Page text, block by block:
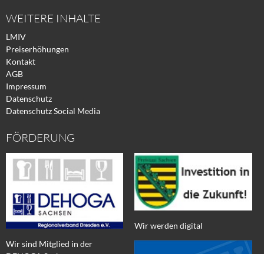
WEITERE INHALTE
LMIV
Preiserhöhungen
Kontakt
AGB
Impressum
Datenschutz
Datenschutz Social Media
FÖRDERUNG
Wir sind Mitglied in der
Wir werden digital